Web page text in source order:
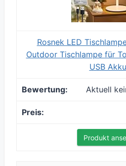
Rosnek LED
Outdoor Tischlampe für
USB
Aktuell
Produkt